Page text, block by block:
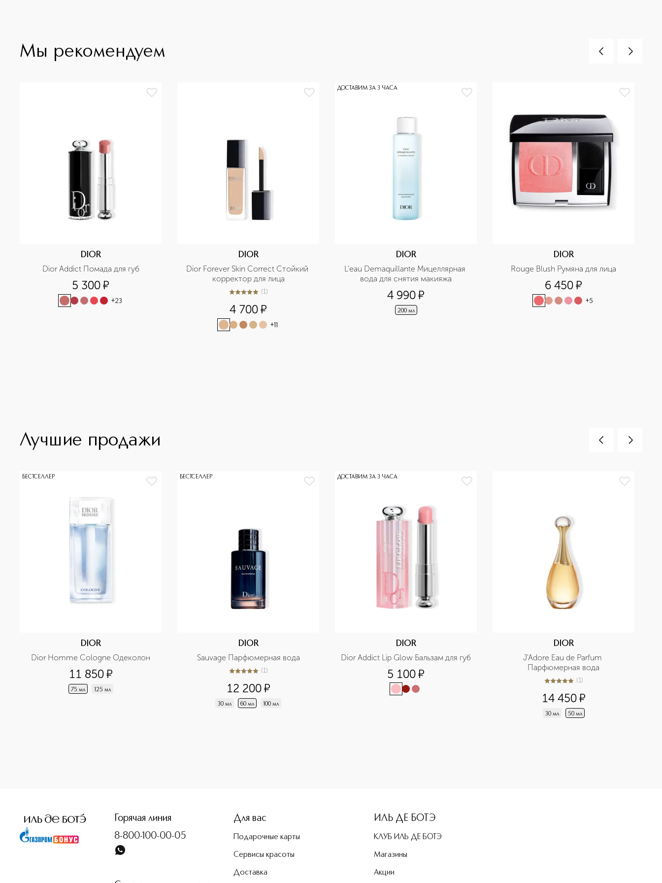
Мы рекомендуем
DIOR
Dior Addict Помада для губ
5 300¤
+23
DIOR
Dior Forever Skin Correct Стойкий
корректор для лица
5из 51 (1)
4 700¤
+11
ДОСТАВИМ ЗА 3 ЧАСА
DIOR
L'eau Demaquillante Мицеллярная
вода для снятия макияжа
4 990¤
200 мл
DIOR
Rouge Blush Румяна для лица
6 450¤
+5
Лучшие продажи
БЕСТСЕЛЛЕР
DIOR
Dior Homme Cologne Одеколон
11 850¤
75 мл 125 мл
БЕСТСЕЛЛЕР
DIOR
Sauvage Парфюмерная вода
5из 51 (1)
12 200¤
30 мл 60 мл 100 мл
ДОСТАВИМ ЗА 3 ЧАСА
DIOR
Dior Addict Lip Glow Бальзам для губ
5 100¤
DIOR
J'Adore Eau de Parfum
Парфюмерная вода
5из 51 (1)
14 450¤
30 мл 50 мл
Горячая линия
8-800-100-00-05
Для вас
Подарочные карты
Сервисы красоты
Доставка
ИЛЬ ДЕ БОТЭ
КЛУБ ИЛЬ ДЕ БОТЭ
Магазины
Акции